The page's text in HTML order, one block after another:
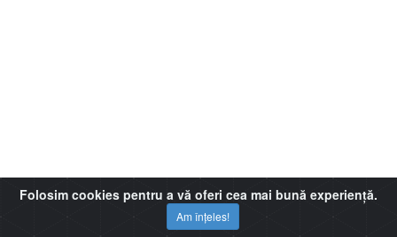
Folosim cookies pentru a vă oferi cea mai bună experiență.
Am înțeles!